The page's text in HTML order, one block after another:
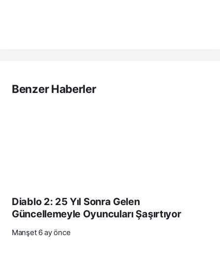
Benzer Haberler
Diablo 2: 25 Yıl Sonra Gelen
Güncellemeyle Oyuncuları Şaşırtıyor
Manşet 6 ay önce